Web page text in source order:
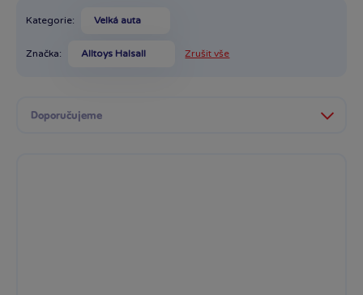
Kategorie: Velká auta
Značka: Alltoys Halsall Zrušit vše